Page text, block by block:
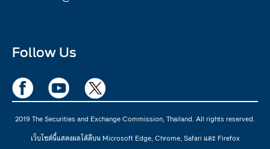
Follow Us
2019 The Securities and Exchange Commission, Thailand. All rights reserved.
เว็บไซต์นี้แสดงผลได้ดีบน Microsoft Edge, Chrome, Safari และ Firefox